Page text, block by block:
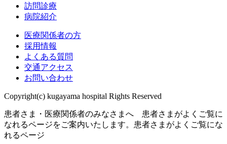
訪問診療
病院紹介
医療関係者の方
採用情報
よくある質問
交通アクセス
お問い合わせ
Copyright(c) kugayama hospital Rights Reserved
患者さま・医療関係者のみなさまへ 患者さまがよくご覧に
なれるページをご案内いたします。 患者さまがよくご覧にな
れるページ